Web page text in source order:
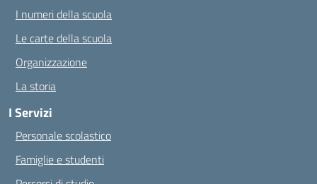
I numeri della scuola
Le carte della scuola
Organizzazione
La storia
I Servizi
Personale scolastico
Famiglie e studenti